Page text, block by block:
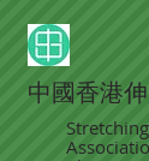
中國香港